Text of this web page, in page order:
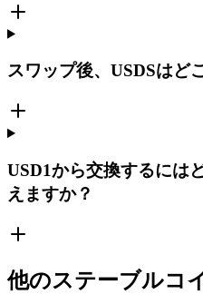
スワップ後、USDSはど
USD1から交換するには
えますか？
他のステーブルコ